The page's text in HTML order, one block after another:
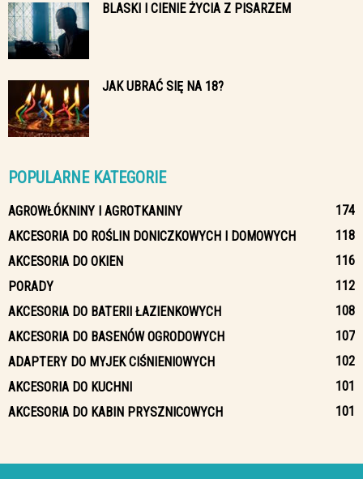
BLASKI I CIENIE ŻYCIA Z PISARZEM
JAK UBRAĆ SIĘ NA 18?
POPULARNE KATEGORIE
AGROWŁÓKNINY I AGROTKANINY
174
AKCESORIA DO ROŚLIN DONICZKOWYCH I DOMOWYCH
118
AKCESORIA DO OKIEN
116
PORADY
112
AKCESORIA DO BATERII ŁAZIENKOWYCH
108
AKCESORIA DO BASENÓW OGRODOWYCH
107
ADAPTERY DO MYJEK CIŚNIENIOWYCH
102
AKCESORIA DO KUCHNI
101
AKCESORIA DO KABIN PRYSZNICOWYCH
101